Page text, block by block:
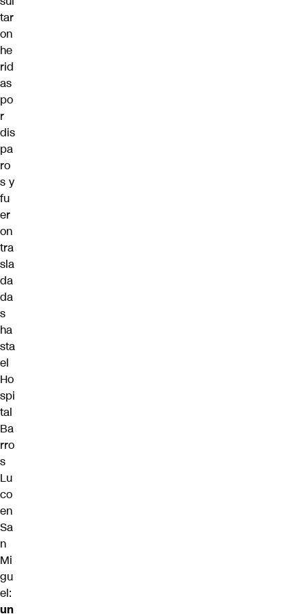
tar
on
he
rid
as
po
r
dis
pa
ro
s y
fu
er
on
tra
sla
da
da
s
ha
sta
el
Ho
spi
tal
Ba
rro
s
Lu
co
en
Sa
n
Mi
gu
el:
un